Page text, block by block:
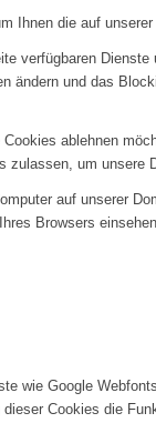
Ihnen die auf
verfügbaren
ändern und das
ablehnen
zulassen, um
auf unserer
Browsers einsehen.
wie Google
Cookies die